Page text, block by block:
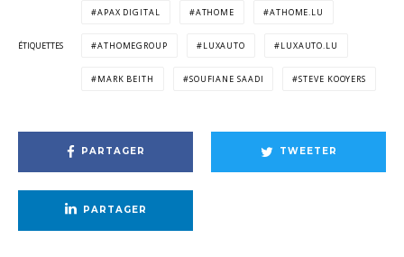
ÉTIQUETTES
APAX DIGITAL ATHOME ATHOME.LU
ATHOMEGROUP LUXAUTO LUXAUTO.LU
MARK BEITH SOUFIANE SAADI STEVE KOOYERS
PARTAGER TWEETER
PARTAGER